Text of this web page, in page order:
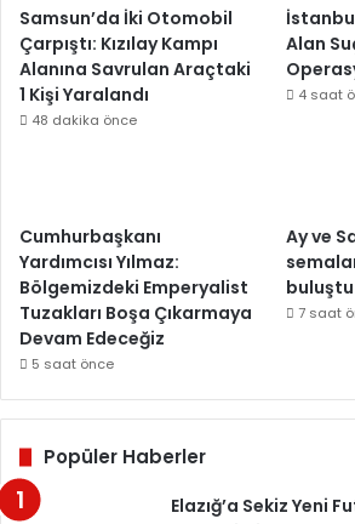
Samsun’da İki Otomobil
Çarpıştı: Kızılay Kampı
Alanına Savrulan Araçtaki
1 Kişi Yaralandı
48 dakika önce
Alan
4 saat
Cumhurbaşkanı
Yardımcısı Yılmaz:
Bölgemizdeki Emperyalist
Tuzakları Boşa Çıkarmaya
Devam Edeceğiz
5 saat önce
Ay ve
buluştu
7 saat
Popüler Haberler
Elazığ’a Sekiz Yeni